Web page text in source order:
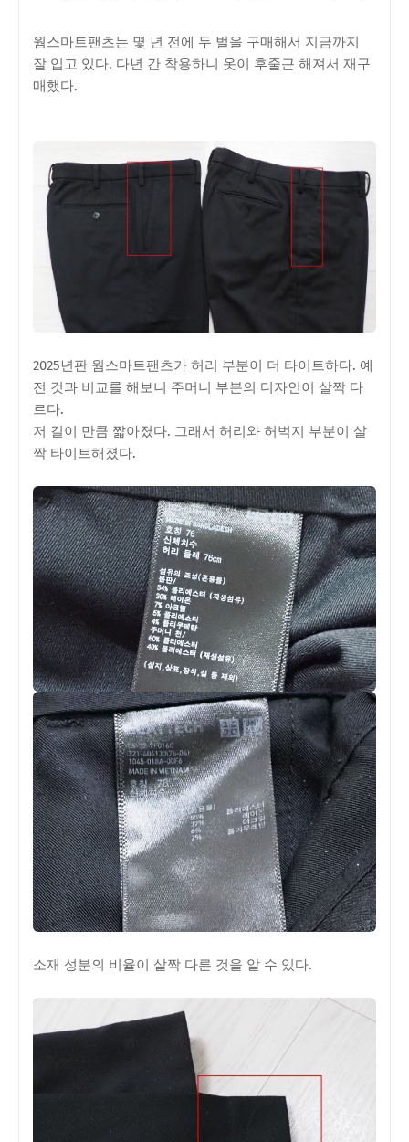
웜스마트팬츠는 몇 년 전에 두 벌을 구매해서 지금까지
잘 입고 있다. 다년 간 착용하니 옷이 후줄근 해져서 재구
매했다.
2025년판 웜스마트팬츠가 허리 부분이 더 타이트하다. 예
전 것과 비교를 해보니 주머니 부분의 디자인이 살짝 다
르다.
저 길이 만큼 짧아졌다. 그래서 허리와 허벅지 부분이 살
짝 타이트해졌다.
소재 성분의 비율이 살짝 다른 것을 알 수 있다.